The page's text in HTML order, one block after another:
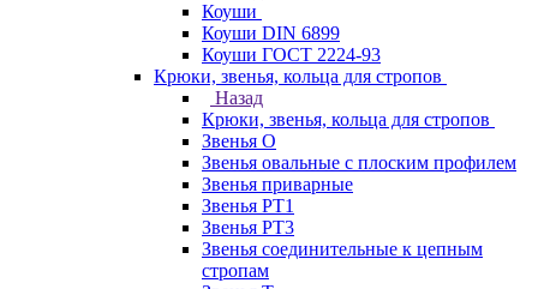
Коуши
Коуши DIN 6899
Коуши ГОСТ 2224-93
Крюки, звенья, кольца для стропов
Назад
Крюки, звенья, кольца для стропов
Звенья О
Звенья овальные с плоским профилем
Звенья приварные
Звенья РТ1
Звенья РТ3
Звенья соединительные к цепным
стропам